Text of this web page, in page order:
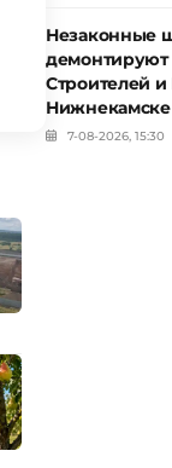
Незаконные
демонтируют
Строителей
Нижнекамске
7-08-2026, 15:30